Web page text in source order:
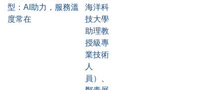
型：AI助力，服務溫
度常在
海洋科
技大學
助理教
授級專
業技術
人
員）